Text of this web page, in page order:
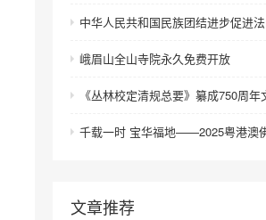
中华人民共和国民族团结进步促进法
峨眉山全山寺院永久免费开放
文章推荐